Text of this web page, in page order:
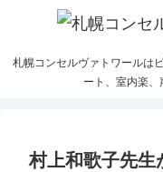
札幌コンセルヴァトワールは
ート、室内楽、
村上和歌子先生